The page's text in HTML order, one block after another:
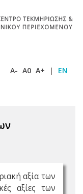
A- A0 A+ | EN
αξία των
αξίες των